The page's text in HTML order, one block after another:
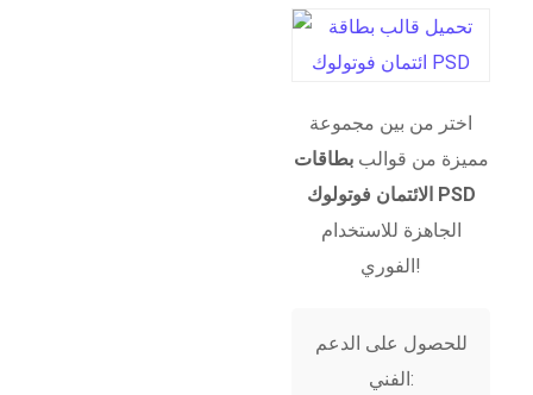
اختر من بين مجموعة
مميزة من قوالببطاقات
الائتمان فوتولوك PSD
الجاهزة للاستخدام
الفوري!
للحصول على الدعم
الفني: